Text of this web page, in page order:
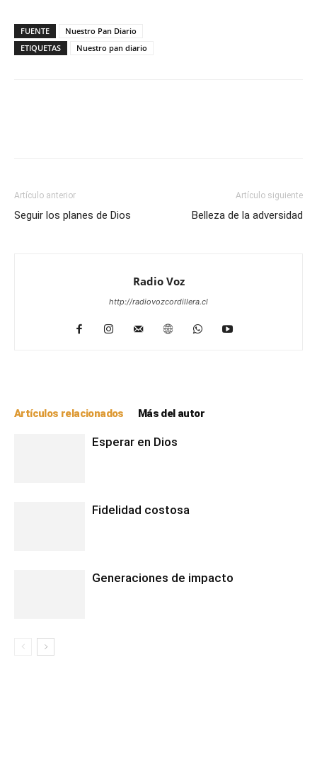
FUENTE
Nuestro Pan Diario
ETIQUETAS
Nuestro pan diario
Artículo anterior
Seguir los planes de Dios
Artículo siguiente
Belleza de la adversidad
Radio Voz
http://radiovozcordillera.cl
Artículos relacionados Más del autor
Esperar en Dios
Fidelidad costosa
Generaciones de impacto